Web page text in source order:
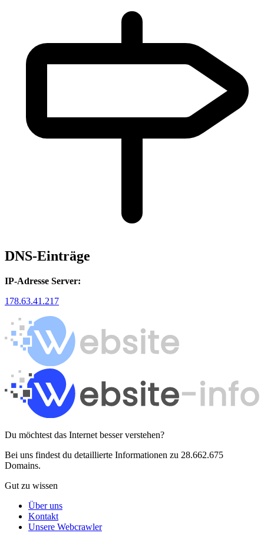
DNS-Einträge
IP-Adresse Server:
178.63.41.217
Du möchtest das Internet besser verstehen?
Bei uns findest du detaillierte Informationen zu 28.662.675
Domains.
Gut zu wissen
Über uns
Kontakt
Unsere Webcrawler